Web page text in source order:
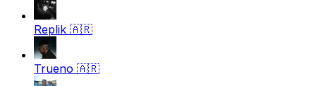
Replik 🇦🇷
Trueno 🇦🇷